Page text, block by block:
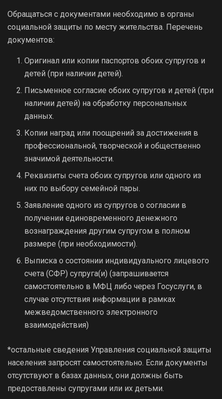
Обращаться с документами необходимо в органы
социальной защиты по месту жительства. Перечень
документов:
Оригинал или копии паспортов обоих супругов и
детей (при наличии детей).
Письменное согласие обоих супругов и детей (при
наличии детей) на обработку персональных
данных.
Копии наград или поощрений за достижения в
профессиональной, творческой и общественно
значимой деятельности.
Реквизиты счета обоих супругов или одного из
них по выбору семейной пары.
Заявление одного из супругов о согласии в
получении единовременного денежного
вознаграждения другим супругом в полном
размере (при необходимости).
Выписка о состоянии индивидуального лицевого
счета (СФР) супруга(и) (запрашивается
самостоятельно в МФЦ либо через Госуслуги, в
случае отсутствия информации в рамках
межведомственного электронного
взаимодействия)
*остальные сведения Управления социальной защиты
населения запросят самостоятельно. Если документы
отсутствуют в базах данных, они должны быть
предоставлены супругами или их детьми.